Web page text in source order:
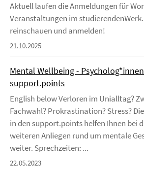
Aktuell laufen die Anmeldungen für
Veranstaltungen im
reinschauen und anmelden!
21.10.2025
Mental Wellbeing -
support.points
English below Verloren im Unialltag?
Fachwahl? Prokrastination? Stress?
in den support.points helfen Ihnen bei
weiteren Anliegen rund um mentale
weiter. Sprechzeiten: ...
22.05.2023